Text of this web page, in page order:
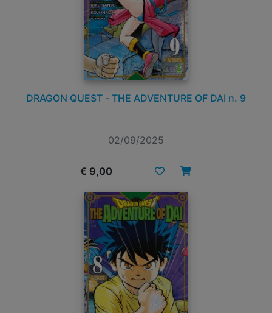
DRAGON QUEST - THE ADVENTURE OF DAI n. 9
02/09/2025
€ 9,00